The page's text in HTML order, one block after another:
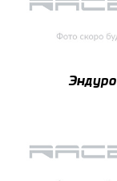
Эндуро